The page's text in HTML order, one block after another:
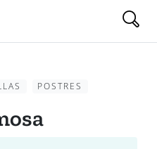
POSTRES